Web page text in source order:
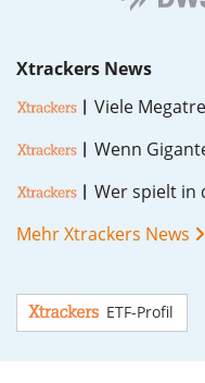
Xtrackers News
Vie­le
Wenn
Wer spielt in
Mehr Xtrackers News
ETF-Profil